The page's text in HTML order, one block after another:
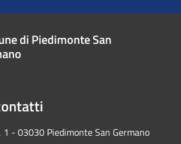
di Piedimonte San
1 - 03030 Piedimonte San Germano